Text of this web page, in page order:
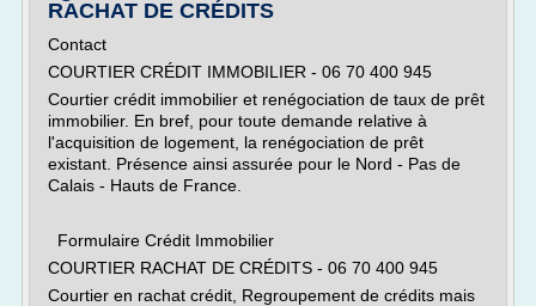
RACHAT DE CRÉDITS
Contact
COURTIER CRÉDIT IMMOBILIER - 06 70 400 945
Courtier crédit immobilier et renégociation de taux de prêt
immobilier. En bref, pour toute demande relative à
l'acquisition de logement, la renégociation de prêt
existant. Présence ainsi assurée pour le Nord - Pas de
Calais - Hauts de France.
Formulaire Crédit Immobilier
COURTIER RACHAT DE CRÉDITS - 06 70 400 945
Courtier en rachat crédit, Regroupement de crédits mais